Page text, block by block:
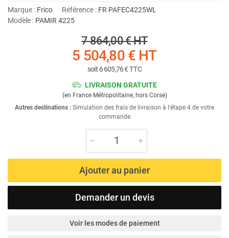
Marque : Frico Référence : FR PAFEC4225WL
Modèle : PAMIR 4225
7 864,00 €HT
5 504,80 € HT
soit6 605,76 €TTC
LIVRAISON GRATUITE
(en France Métropolitaine, hors Corse)
Autres destinations : Simulation des frais de livraison à l'étape 4 de votre
commande
Ajouter au panier
Demander un devis
Voir les modes de paiement